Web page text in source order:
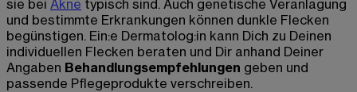
sie bei Akne typisch sind. Auch genetische Veranlagung
und bestimmte Erkrankungen können dunkle Flecken
begünstigen. Ein:e Dermatolog:in kann Dich zu Deinen
individuellen Flecken beraten und Dir anhand Deiner
Angaben Behandlungsempfehlungen geben und
passende Pflegeprodukte verschreiben.